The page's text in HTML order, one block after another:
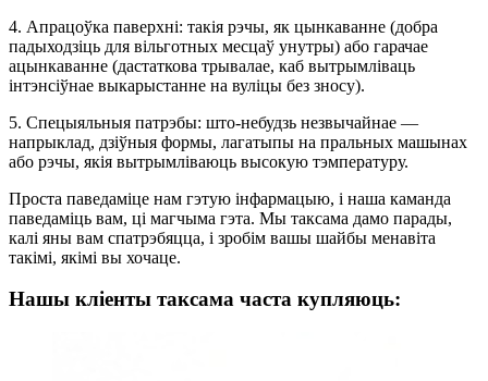
4. Апрацоўка паверхні: такія рэчы, як цынкаванне (добра
падыходзіць для вільготных месцаў унутры) або гарачае
ацынкаванне (дастаткова трывалае, каб вытрымліваць
інтэнсіўнае выкарыстанне на вуліцы без зносу).
5. Спецыяльныя патрэбы: што-небудзь незвычайнае —
напрыклад, дзіўныя формы, лагатыпы на пральных машынах
або рэчы, якія вытрымліваюць высокую тэмпературу.
Проста паведаміце нам гэтую інфармацыю, і наша каманда
паведаміць вам, ці магчыма гэта. Мы таксама дамо парады,
калі яны вам спатрэбяцца, і зробім вашы шайбы менавіта
такімі, якімі вы хочаце.
Нашы кліенты таксама часта купляюць: